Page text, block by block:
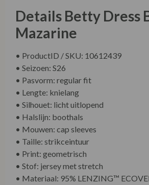
Details Betty Dress
Mazarine
• ProductID / SKU: 10612439
• Seizoen: S26
• Pasvorm: regular fit
• Lengte: knielang
• Silhouet: licht uitlopend
• Halslijn: boothals
• Mouwen: cap sleeves
• Taille: strikceintuur
• Print: geometrisch
• Stof: jersey met stretch
• Materiaal: 95% LENZING™